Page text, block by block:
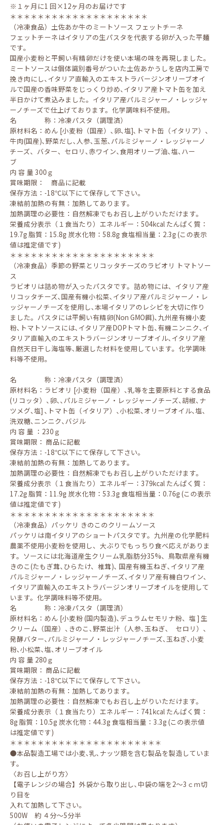
※１ヶ月に1 回×12ヶ月のお届けです
＊＊＊＊＊＊＊＊＊＊＊＊＊＊＊＊＊＊＊＊
（冷凍食品）土佐あか牛のミートソース フェットチーネ
フェットチーネはイタリアの生パスタを代表する卵が入った平麺
です。
国産小麦粉と平飼い有精卵だけを使い本場の味を再現しました。
ミートソースは個体識別番号がついた土佐あかうしを店内工房で
挽き肉にし､イタリア直輸入のエキストラバージンオリーブオイ
ルで国産の香味野菜をじっくり炒め､イタリア産トマト缶を加え
半日かけて煮込みました。イタリア産パルミジャーノ・レッジャ
ーノチーズで仕上げております。化学調味料不使用。
名 称：冷凍パスタ（調理済）
原材料名：めん [小麦粉（国産）､卵､塩]､トマト缶（イタリア）､
牛肉(国産)､野菜だし､人参､玉葱､パルミジャーノ・レッジャーノ
チーズ、バター、セロリ､赤ワイン､食用オリーブ油､塩､ハー
ブ
内 容 量 300ｇ
賞味期限： 商品に記載
保存方法：-18℃以下にて保存して下さい。
凍結前加熱の有無：加熱してあります。
加熱調理の必要性：自然解凍でもお召し上がりいただけます。
栄養成分表示（１食当たり）エネルギー：504kcal たんぱく質：
19.7g 脂質：15.8g 炭水化物：58.8g 食塩相当量：2.3g (この表示
値は推定値です)
＊＊＊＊＊＊＊＊＊＊＊＊＊＊＊＊＊＊＊＊＊
（冷凍食品）季節の野菜とリコッタチーズのラビオリ トマトソー
ス
ラビオリは詰め物が入ったパスタです。詰め物には、イタリア産
リコッタチーズ､国産有機小松菜､イタリア産パルミジャーノ・レ
ッジャーノチーズを使用し､本場イタリアのレシピを大切に作り
ました。パスタには平飼い有精卵(Non GMO餌)､九州産有機小麦
粉､トマトソースには､イタリア産DOPトマト缶､有機ニンニク､イ
タリア直輸入のエキストラバージンオリーブオイル､イタリア産
自然天日干し海塩等､厳選した材料を使用しています。化学調味
料等不使用。
名 称：冷凍パスタ（調理済）
原材料名：ラビオリ [小麦粉（国産）､乳等を主要原料とする食品
(リコッタ）､卵､､パルミジャーノ・レッジャーノチーズ､胡椒､ナ
ツメグ､塩] ､トマト缶（イタリア）､小松菜､オリーブオイル､塩､
洗双糖､ニンニク､バジル
内 容 量 ：230ｇ
賞味期限： 商品に記載
保存方法：-18℃以下にて保存して下さい。
凍結前加熱の有無：加熱してあります。
加熱調理の必要性：自然解凍でもお召し上がりいただけます。
栄養成分表示（１食当たり）エネルギー：379kcal たんぱく質：
17.2g 脂質：11.9g 炭水化物：53.3g 食塩相当量：0.76g (この表示
値は推定値です)
＊＊＊＊＊＊＊＊＊＊＊＊＊＊＊＊＊＊＊＊＊
（冷凍食品）パッケリ きのこのクリームソース
パッケリは南イタリアのショートパスタです。九州産の化学肥料
農薬不使用小麦粉を使用し、大ぶりでもっちり食べ応えがありま
す。ソースには北海道産生クリーム乳脂肪分35%、鳥取県産有機
きのこ(たもぎ茸､ひらたけ、椎茸)､ 国産有機玉ねぎ､イタリア産
パルミジャーノ・レッジャーノチーズ､イタリア産有機白ワイン、
イタリア直輸入のエキストラバージンオリーブオイルを使用して
います。化学調味料等不使用。
名 称：冷凍パスタ（調理済）
原材料名：めん [小麦粉 (国内製造)､デュラムセモリナ粉、塩 ] 生
クリーム（国産）､きのこ､野菜出汁（人参､玉ねぎ､ セロリ）､
発酵バター､パルミジャーノ・レッジャーノチーズ､玉ねぎ､小麦
粉､小松菜､塩､オリーブオイル
内 容 量 280ｇ
賞味期限： 商品に記載
保存方法：-18℃以下にて保存して下さい。
凍結前加熱の有無：加熱してあります。
加熱調理の必要性：自然解凍でもお召し上がりいただけます。
栄養成分表示（１食当たり）エネルギー：741kcal たんぱく質：
8g 脂質：10.5g 炭水化物：44.3g 食塩相当量：3.3g (この表示値
は推定値です)
＊＊＊＊＊＊＊＊＊＊＊＊＊＊＊＊＊＊＊＊＊＊
●本品製造工場では小麦､乳､ナッツ類を含む製品を製造していま
す。
〈お召し上がり方〉
【電子レンジの場合】外袋から取り出し､中袋の端を2～3ｃｍ切
り目を
入れて加熱して下さい。
500W 約 ４分～5分半